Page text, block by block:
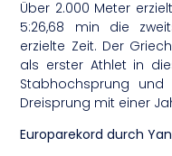
Über 2.000 Meter
5:26,68 min die
erzielte Zeit. Der
als erster Athlet in
Stabhochsprung und
Dreisprung mit einer
Europarekord durch